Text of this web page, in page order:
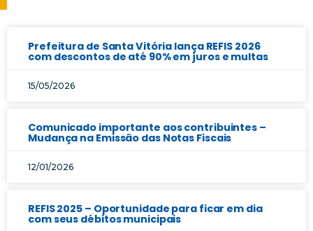
Prefeitura de Santa Vitória lança REFIS 2026
com descontos de até 90% em juros e multas
15/05/2026
Comunicado importante aos contribuintes –
Mudança na Emissão das Notas Fiscais
12/01/2026
REFIS 2025 – Oportunidade para ficar em dia
com seus débitos municipais